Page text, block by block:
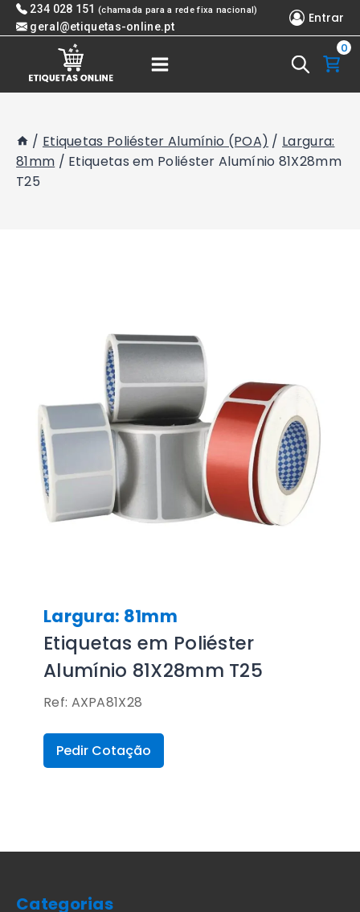
Skip 234 028 151 (chamada para a rede fixa nacional)
geral@etiquetas-online.pt
Entrar
0
/ Etiquetas Poliéster Alumínio (POA) / Largura:
81mm / Etiquetas em Poliéster Alumínio 81X28mm
T25
Largura: 81mm
Etiquetas em Poliéster
Alumínio 81X28mm T25
Ref: AXPA81X28
Pedir Cotação
Categorias